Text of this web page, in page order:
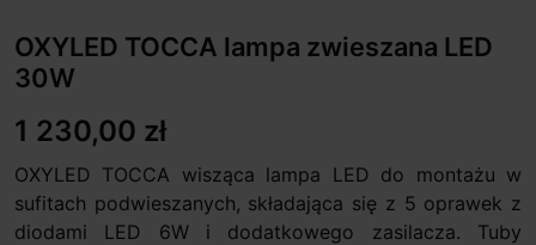
OXYLED TOCCA lampa zwieszana LED
30W
1 230,00 zł
OXYLED TOCCA wisząca lampa LED do montażu w
sufitach podwieszanych, składająca się z 5 oprawek z
diodami LED 6W i dodatkowego zasilacza. Tuby